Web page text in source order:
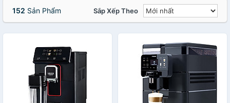
152 Sản Phẩm Sắp Xếp Theo